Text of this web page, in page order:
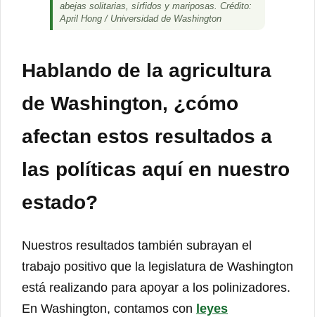
abejas solitarias, sírfidos y mariposas. Crédito:
April Hong / Universidad de Washington
Hablando de la agricultura
de Washington, ¿cómo
afectan estos resultados a
las políticas aquí en nuestro
estado?
Nuestros resultados también subrayan el
trabajo positivo que la legislatura de Washington
está realizando para apoyar a los polinizadores.
En Washington, contamos con leyes